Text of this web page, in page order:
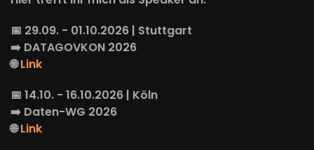
📅 29.09. - 01.10.2026 | Stuttgart
➡️ DATAGOVKON 2026
🌐Link
📅 14.10. - 16.10.2026 | Köln
➡️ Daten-WG 2026
🌐Link